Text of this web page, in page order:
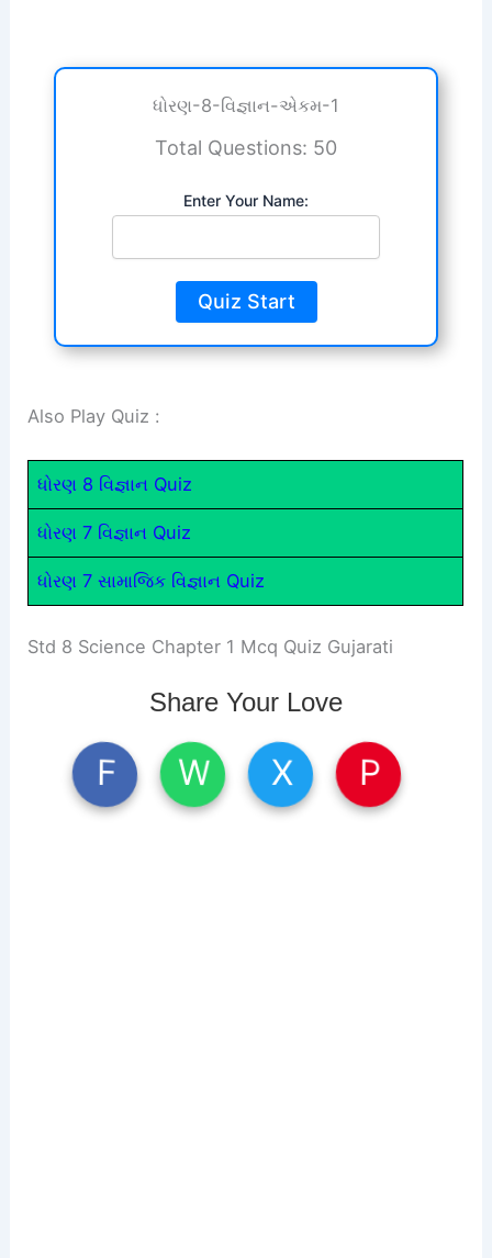
ધોરણ-8-વિજ્ઞાન-એકમ-1
Total Questions: 50
Enter Your Name:
Quiz Start
Also Play Quiz :
ધોરણ 8 વિજ્ઞાન Quiz
ધોરણ 7 વિજ્ઞાન Quiz
ધોરણ 7 સામાજિક વિજ્ઞાન Quiz
Std 8 Science Chapter 1 Mcq Quiz Gujarati
Share Your Love
F W X P